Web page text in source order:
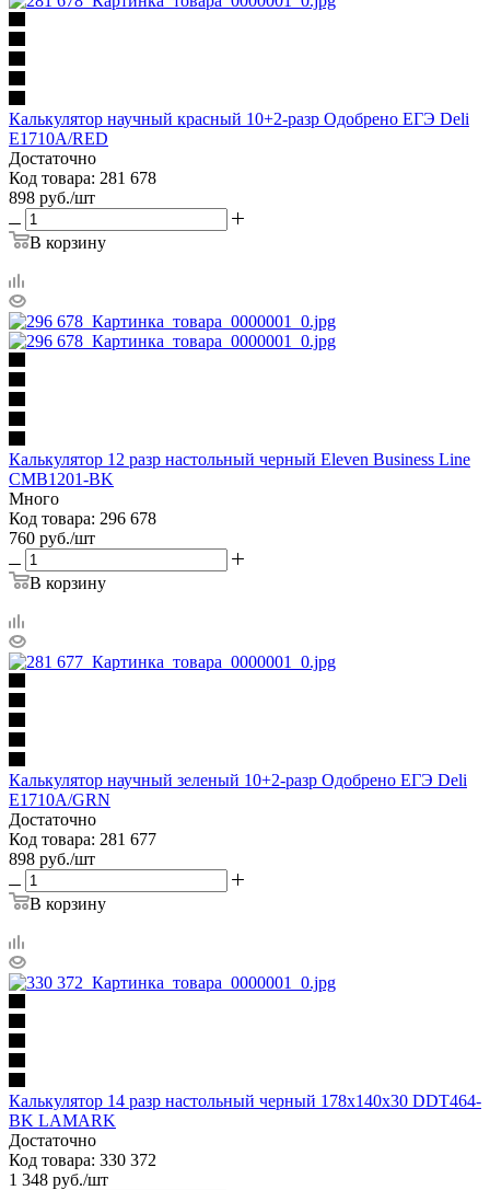
Калькулятор научный красный 10+2-разр Одобрено ЕГЭ Deli
E1710A/RED
Достаточно
Код товара: 281 678
898 руб./шт
В корзину
Калькулятор 12 разр настольный черный Eleven Business Line
CMB1201-BK
Много
Код товара: 296 678
760 руб./шт
В корзину
Калькулятор научный зеленый 10+2-разр Одобрено ЕГЭ Deli
E1710A/GRN
Достаточно
Код товара: 281 677
898 руб./шт
В корзину
Калькулятор 14 разр настольный черный 178х140х30 DDT464-
BK LAMARK
Достаточно
Код товара: 330 372
1 348 руб./шт